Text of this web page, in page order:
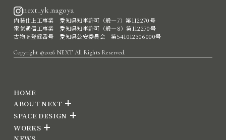
next_yk.nagoya
内装仕上工事業 愛知県知事許可（般―7）第112270号
電気通信工事業 愛知県知事許可（般―8）第112270号
古物商登録番号 愛知県公安委員会 第541012306000号
Copyright ©2026 NEXT All Rights Reserved.
HOME
ABOUT NEXT
SPACE DESIGN
WORKS